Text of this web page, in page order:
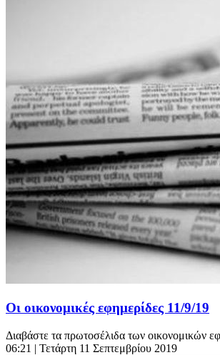
Οι οικονομικές εφημερίδες 11/9/19
Διαβάστε τα πρωτοσέλιδα των οικονομικών
06:21 | Τετάρτη 11 Σεπτεμβρίου 2019